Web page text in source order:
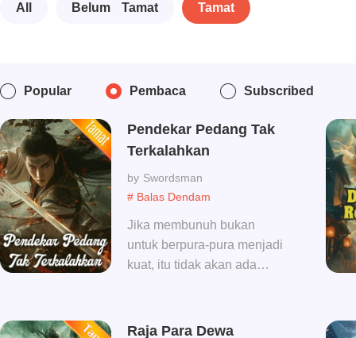
All Belum Tamat Tamat
Popular Pembaca Subscribed
# Balas Dendam
Pendekar Pedang Tak
Terkalahkan
Swordsman
Jika membunuh bukan
untuk berpura-pura menjadi
kuat, itu tidak akan ada
kuat, maka lebih baik mati.
Raja Para Dewa